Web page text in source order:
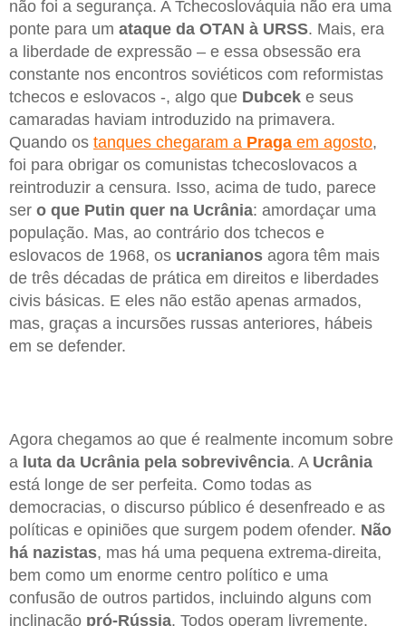
não foi a segurança. A Tchecoslováquia não era uma
ponte para um ataque da OTAN à URSS. Mais, era
a liberdade de expressão – e essa obsessão era
constante nos encontros soviéticos com reformistas
tchecos e eslovacos -, algo que Dubcek e seus
camaradas haviam introduzido na primavera.
Quando os tanques chegaram a Praga em agosto,
foi para obrigar os comunistas tchecoslovacos a
reintroduzir a censura. Isso, acima de tudo, parece
ser o que Putin quer na Ucrânia: amordaçar uma
população. Mas, ao contrário dos tchecos e
eslovacos de 1968, os ucranianos agora têm mais
de três décadas de prática em direitos e liberdades
civis básicas. E eles não estão apenas armados,
mas, graças a incursões russas anteriores, hábeis
em se defender.
Agora chegamos ao que é realmente incomum sobre
a luta da Ucrânia pela sobrevivência. A Ucrânia
está longe de ser perfeita. Como todas as
democracias, o discurso público é desenfreado e as
políticas e opiniões que surgem podem ofender. Não
há nazistas, mas há uma pequena extrema-direita,
bem como um enorme centro político e uma
confusão de outros partidos, incluindo alguns com
inclinação pró-Rússia. Todos operam livremente.